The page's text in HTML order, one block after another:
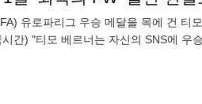
유로파리그 우승 메달을 목에 건 티
간) "티모 베르너는 자신의 SNS에 우